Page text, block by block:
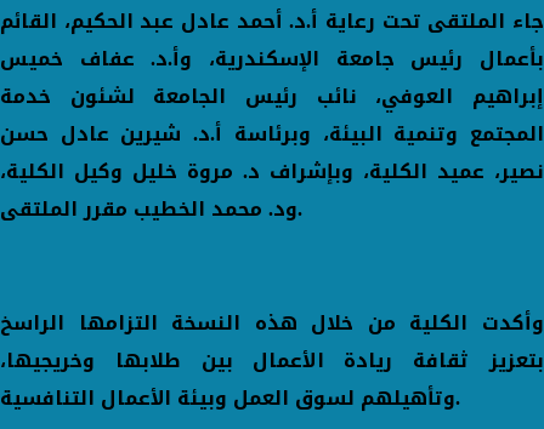
جاء الملتقى تحت رعاية أ.د. أحمد عادل عبد الحكيم، القائم
بأعمال رئيس جامعة الإسكندرية، وأ.د. عفاف خميس
إبراهيم العوفي، نائب رئيس الجامعة لشئون خدمة
المجتمع وتنمية البيئة، وبرئاسة أ.د. شيرين عادل حسن
نصير، عميد الكلية، وبإشراف د. مروة خليل وكيل الكلية،
ود. محمد الخطيب مقرر الملتقى.
وأكدت الكلية من خلال هذه النسخة التزامها الراسخ
بتعزيز ثقافة ريادة الأعمال بين طلابها وخريجيها،
وتأهيلهم لسوق العمل وبيئة الأعمال التنافسية.